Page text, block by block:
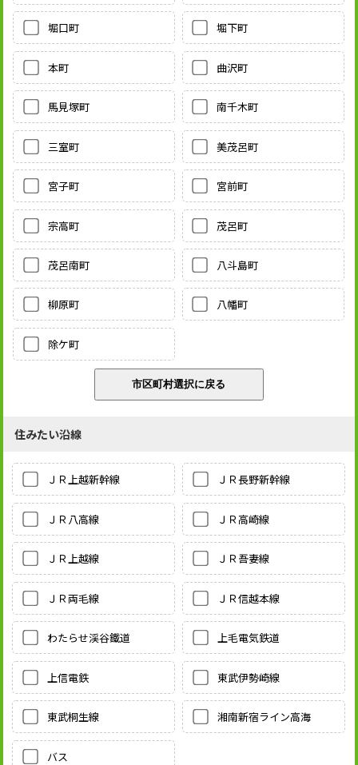
堀口町 堀下町
本町 曲沢町
馬見塚町 南千木町
三室町 美茂呂町
宮子町 宮前町
宗高町 茂呂町
茂呂南町 八斗島町
柳原町 八幡町
除ケ町
住みたい沿線
ＪＲ上越新幹線 ＪＲ長野新幹線
ＪＲ八高線 ＪＲ高崎線
ＪＲ上越線 ＪＲ吾妻線
ＪＲ両毛線 ＪＲ信越本線
わたらせ渓谷鐵道 上毛電気鉄道
上信電鉄 東武伊勢崎線
東武桐生線 湘南新宿ライン高海
バス